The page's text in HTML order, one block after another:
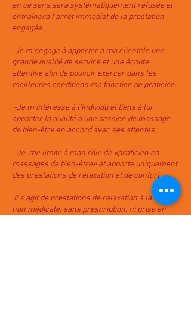
en ce sens sera systématiquement refusée et
entraînera l’arrêt immédiat de la prestation
engagée.
-Je m’engage à apporter à ma clientèle une
grande qualité de service et une écoute
attentive afin de pouvoir exercer dans les
meilleures conditions ma fonction de praticien.
-Je m’intéresse à l’individu et tiens à lui
apporter la qualité d’une session de massage
de bien-être en accord avec ses attentes.
-Je me limite à mon rôle de «praticien en
massages de bien-être» et apporte uniquement
des prestations de relaxation et de confort.
Il s’agit de prestations de relaxation à la finalité
non médicale, sans prescription, ni prise en